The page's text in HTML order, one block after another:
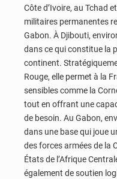
Côte d’Ivoire, au Tchad
militaires permanentes
Gabon. À Djibouti,
dans ce qui constitue la
continent.
Rouge, elle permet à la
sensibles comme la
tout en offrant une
de besoin. Au Gabon,
dans une base qui joue
des forces armées de la
États de l’Afrique
également de soutien